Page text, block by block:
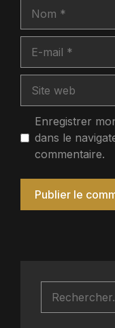
mail
web
Enregistrer
dans le
commentaire.